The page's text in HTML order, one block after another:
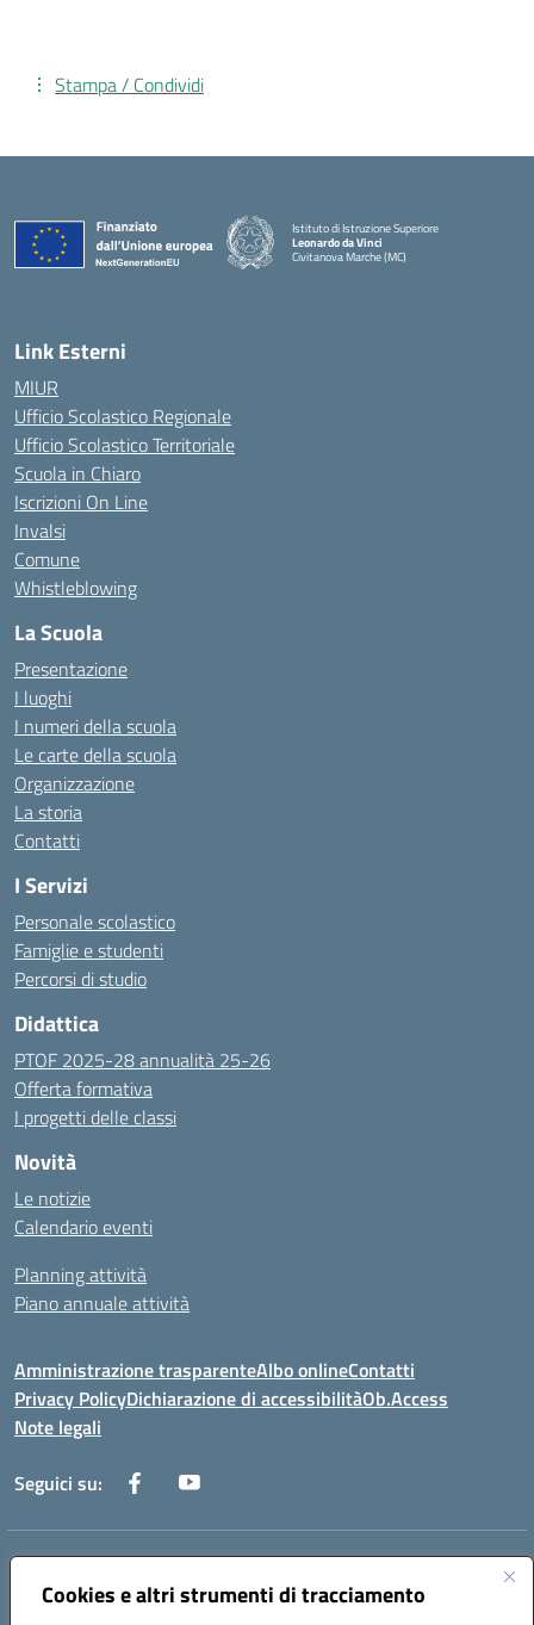
Cookies e altri strumenti di tracciamento
Stampa / Condividi
Istituto di Istruzione Superiore
Leonardo da Vinci
Civitanova Marche (MC)
Link Esterni
MIUR
Ufficio Scolastico Regionale
Ufficio Scolastico Territoriale
Scuola in Chiaro
Iscrizioni On Line
Invalsi
Comune
Whistleblowing
La Scuola
Presentazione
I luoghi
I numeri della scuola
Le carte della scuola
Organizzazione
La storia
Contatti
I Servizi
Personale scolastico
Famiglie e studenti
Percorsi di studio
Didattica
PTOF 2025-28 annualità 25-26
Offerta formativa
I progetti delle classi
Novità
Le notizie
Calendario eventi
Planning attività
Piano annuale attività
Amministrazione trasparenteAlbo onlineContatti
Privacy PolicyDichiarazione di accessibilitàOb.Access
Note legali
Seguici su:
Indirizzo:
Centralino:0733/815931 - 0733/784180